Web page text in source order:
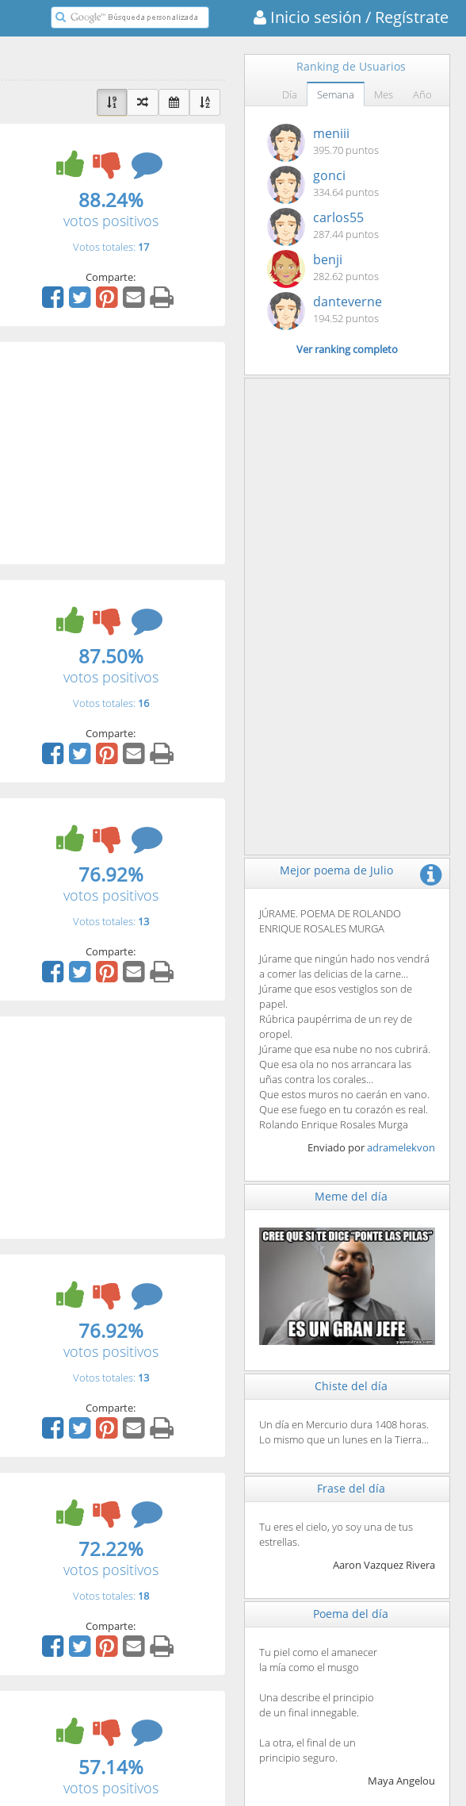
Inicio sesión / Regístrate
88.24%
votos positivos
Votos totales: 17
Comparte:
87.50%
votos positivos
Votos totales: 16
Comparte:
76.92%
votos positivos
Votos totales: 13
Comparte:
76.92%
votos positivos
Votos totales: 13
Comparte:
72.22%
votos positivos
Votos totales: 18
Comparte:
57.14%
votos positivos
Ranking de Usuarios
Día Semana Mes Año
meniii
395.70 puntos
gonci
334.64 puntos
carlos55
287.44 puntos
benji
282.62 puntos
danteverne
194.52 puntos
Ver ranking completo
Mejor poema de Julio
JÚRAME. POEMA DE ROLANDO
ENRIQUE ROSALES MURGA
Júrame que ningún hado nos vendrá
a comer las delicias de la carne...
Júrame que esos vestiglos son de
papel.
Rúbrica paupérrima de un rey de
oropel.
Júrame que esa nube no nos cubrirá.
Que esa ola no nos arrancara las
uñas contra los corales...
Que estos muros no caerán en vano.
Que ese fuego en tu corazón es real.
Rolando Enrique Rosales Murga
Enviado poradramelekvon
Meme del día
Chiste del día
Un día en Mercurio dura 1408 horas.
Lo mismo que un lunes en la Tierra...
Frase del día
Tu eres el cielo, yo soy una de tus
estrellas.
Aaron Vazquez Rivera
Poema del día
Tu piel como el amanecer
la mía como el musgo
Una describe el principio
de un final innegable.
La otra, el final de un
principio seguro.
Maya Angelou